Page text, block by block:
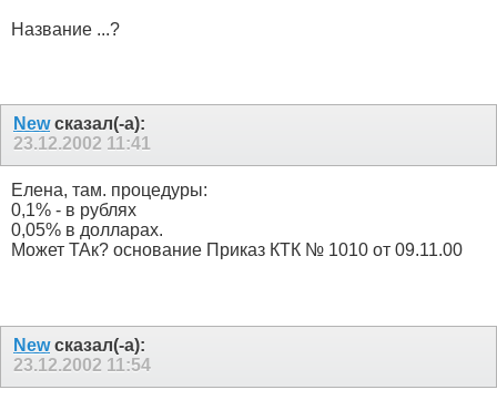
Название ...?
Newсказал(-а):
23.12.2002 11:41
Елена, там. процедуры:
0,1% - в рублях
0,05% в долларах.
Может ТАк? основание Приказ КТК № 1010 от 09.11.00
Newсказал(-а):
23.12.2002 11:54